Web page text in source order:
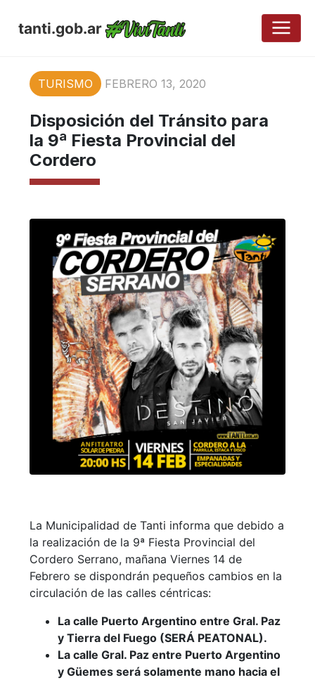
tanti.gob.ar
TURISMO FEBRERO 13, 2020
Disposición del Tránsito para
la 9ª Fiesta Provincial del
Cordero
La Municipalidad de Tanti informa que debido a
la realización de la 9ª Fiesta Provincial del
Cordero Serrano, mañana Viernes 14 de
Febrero se dispondrán pequeños cambios en la
circulación de las calles céntricas:
La calle Puerto Argentino entre Gral. Paz
y Tierra del Fuego (SERÁ PEATONAL).
La calle Gral. Paz entre Puerto Argentino
y Güemes será solamente mano hacia el